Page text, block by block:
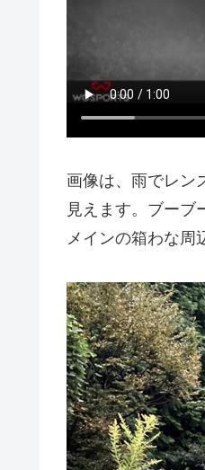
画像は、雨でレン
見えます。ブーブ
メインの箱わな周